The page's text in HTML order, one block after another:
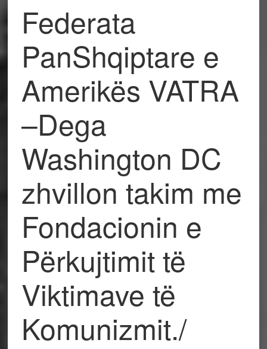
Federata
PanShqiptare e
Amerikës VATRA
–Dega
Washington DC
zhvillon takim me
Fondacionin e
Përkujtimit të
Viktimave të
Komunizmit./